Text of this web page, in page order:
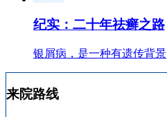
纪实：二十年祛癣之路
银屑病，是一种有遗传背景
来院路线